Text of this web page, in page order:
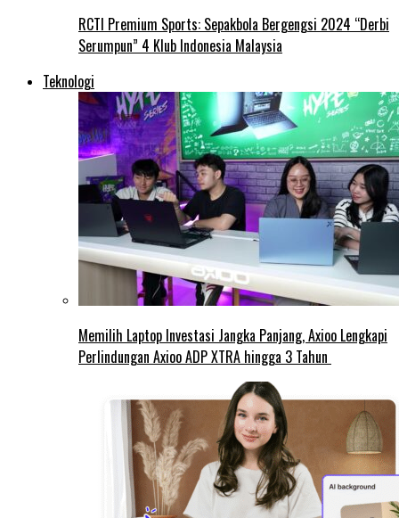
RCTI Premium Sports: Sepakbola Bergengsi 2024 “Derbi
Serumpun” 4 Klub Indonesia Malaysia
Teknologi
Memilih Laptop Investasi Jangka Panjang, Axioo Lengkapi
Perlindungan Axioo ADP XTRA hingga 3 Tahun